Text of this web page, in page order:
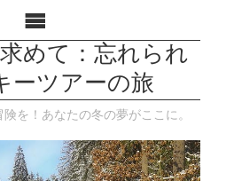
めて：忘れられ
ーツアーの旅
を！あなたの冬の夢がここに。